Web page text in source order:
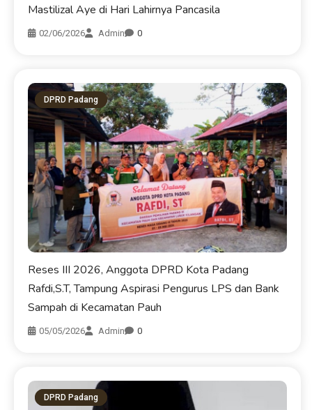
Mastilizal Aye di Hari Lahirnya Pancasila
02/06/2026 Admin 0
DPRD Padang
Reses III 2026, Anggota DPRD Kota Padang
Rafdi,S.T, Tampung Aspirasi Pengurus LPS dan Bank
Sampah di Kecamatan Pauh
05/05/2026 Admin 0
DPRD Padang